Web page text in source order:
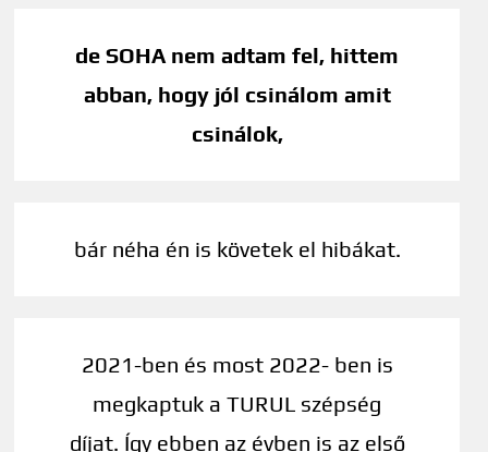
de SOHA nem adtam fel, hittem
abban, hogy jól csinálom amit
csinálok,
bár néha én is követek el hibákat.
2021-ben és most 2022- ben is
megkaptuk a TURUL szépség
díjat. Így ebben az évben is az első